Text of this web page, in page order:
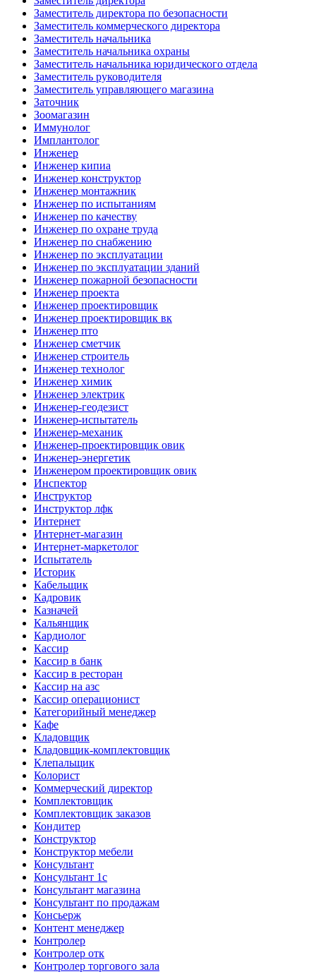
Заместитель директора по безопасности
Заместитель коммерческого директора
Заместитель начальника
Заместитель начальника охраны
Заместитель начальника юридического отдела
Заместитель руководителя
Заместитель управляющего магазина
Заточник
Зоомагазин
Иммунолог
Имплантолог
Инженер
Инженер кипиа
Инженер конструктор
Инженер монтажник
Инженер по испытаниям
Инженер по качеству
Инженер по охране труда
Инженер по снабжению
Инженер по эксплуатации
Инженер по эксплуатации зданий
Инженер пожарной безопасности
Инженер проекта
Инженер проектировщик
Инженер проектировщик вк
Инженер пто
Инженер сметчик
Инженер строитель
Инженер технолог
Инженер химик
Инженер электрик
Инженер-геодезист
Инженер-испытатель
Инженер-механик
Инженер-проектировщик овик
Инженер-энергетик
Инженером проектировщик овик
Инспектор
Инструктор
Инструктор лфк
Интернет
Интернет-магазин
Интернет-маркетолог
Испытатель
Историк
Кабельщик
Кадровик
Казначей
Кальянщик
Кардиолог
Кассир
Кассир в банк
Кассир в ресторан
Кассир на азс
Кассир операционист
Категорийный менеджер
Кафе
Кладовщик
Кладовщик-комплектовщик
Клепальщик
Колорист
Коммерческий директор
Комплектовщик
Комплектовщик заказов
Кондитер
Конструктор
Конструктор мебели
Консультант
Консультант 1с
Консультант магазина
Консультант по продажам
Консьерж
Контент менеджер
Контролер
Контролер отк
Контролер торгового зала